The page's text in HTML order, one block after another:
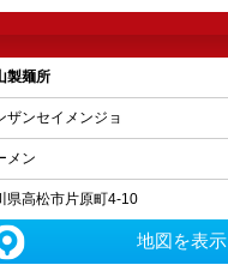
製麺所
ザンセイメンジョ
メン
県高松市片原町4-10
地図を表示